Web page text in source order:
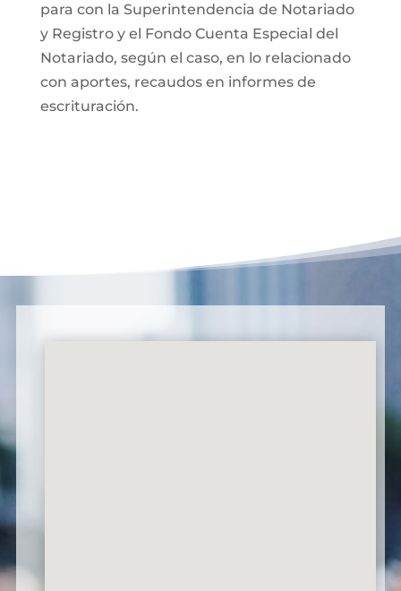
para con la Superintendencia de Notariado
y Registro y el Fondo Cuenta Especial del
Notariado, según el caso, en lo relacionado
con aportes, recaudos en informes de
escrituración.